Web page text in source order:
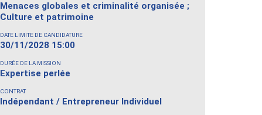
Menaces globales et criminalité organisée ;
Culture et patrimoine
DATE LIMITE DE CANDIDATURE
30/11/2028 15:00
DURÉE DE LA MISSION
Expertise perlée
CONTRAT
Indépendant / Entrepreneur Individuel